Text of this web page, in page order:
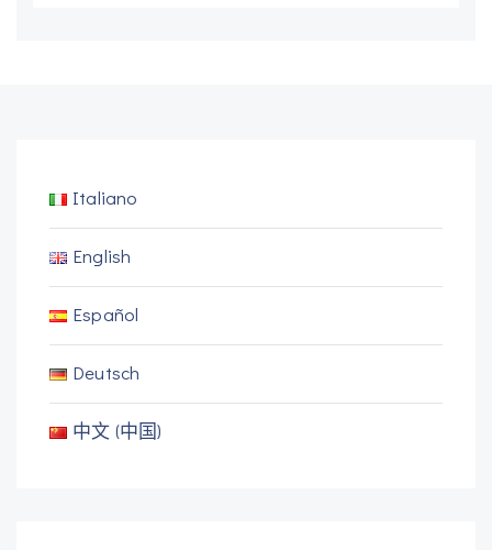
Italiano
English
Español
Deutsch
中文 (中国)